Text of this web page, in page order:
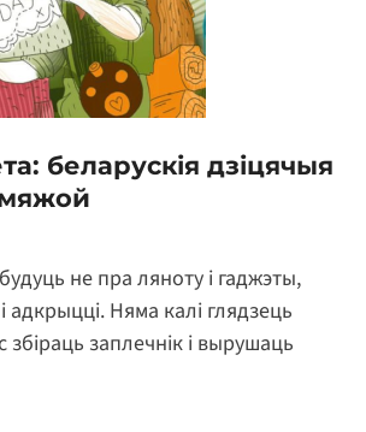
беларускія дзіцячыя
мяжой
не пра ляноту і гаджэты,
адкрыцці. Няма калі глядзець
заплечнік і вырушаць